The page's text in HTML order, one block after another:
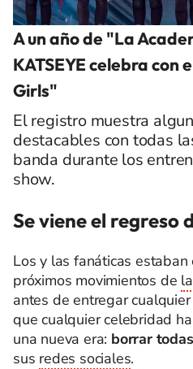
A un año de "La
KATSEYE celebra con
Girls"
El registro muestra
destacables con todas
banda durante los
show.
Se viene el regreso
Los y las fanáticas
próximos movimientos de
antes de entregar
que cualquier celebridad
una nueva era: borrar
sus redes sociales.